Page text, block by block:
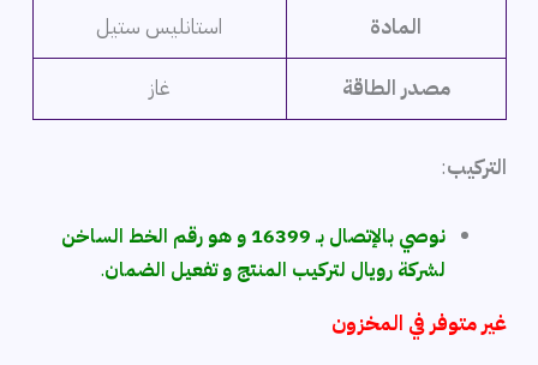
المادة استانليس ستيل
مصدر الطاقة غاز
التركيب:
نوصي بالإتصال بـ 16399 و هو رقم الخط الساخن
لشركة رويال لتركيب المنتج و تفعيل الضمان.
غير متوفر في المخزون